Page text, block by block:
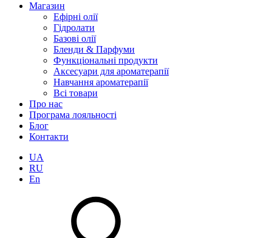
Магазин
Ефірні олії
Гідролати
Базові олії
Бленди & Парфуми
Функціональні продукти
Аксесуари для ароматерапії
Навчання ароматерапії
Всі товари
Про нас
Програма лояльності
Блог
Контакти
UA
RU
En